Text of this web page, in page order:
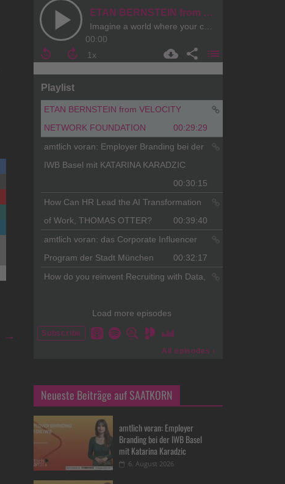
→
Neueste Beiträge auf SAATKORN
amtlich voran: Employer
Branding bei der IWB Basel
mit Katarina Karadzic
6. August 2026